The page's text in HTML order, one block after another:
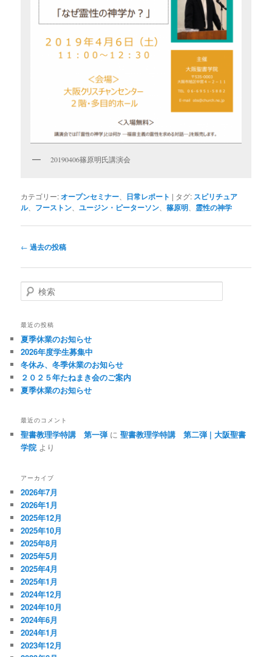
20190406篠原明氏講演会
カテゴリー:オープンセミナー 日常レポート | タグ: スピリチュア
ル、 フーストン 、ユージン・ピーターソン 、篠原明 霊性の神学
投
ナ
ビ
ゲ
シ
ョ
ン
← 過去の投稿
検
索
最近の投稿
夏季休業のお知らせ
2026年度学生募集中
冬休み、冬季休業のお知らせ
２０２５年たねまき会のご案内
夏季休業のお知らせ
最近のコメント
聖書教理学特講 第一弾 に聖書教理学特講 第二弾 | 大阪聖書
学院 より
アーカイブ
2026年7月
2026年1月
2025年12月
2025年10月
2025年8月
2025年5月
2025年4月
2025年1月
2024年12月
2024年10月
2024年6月
2024年1月
2023年12月